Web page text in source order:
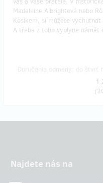
Madeleine Albrightová nebo
Kosíkem, si můžete
A třeba z toho vyplyne námět
1
(
Najdete nás na